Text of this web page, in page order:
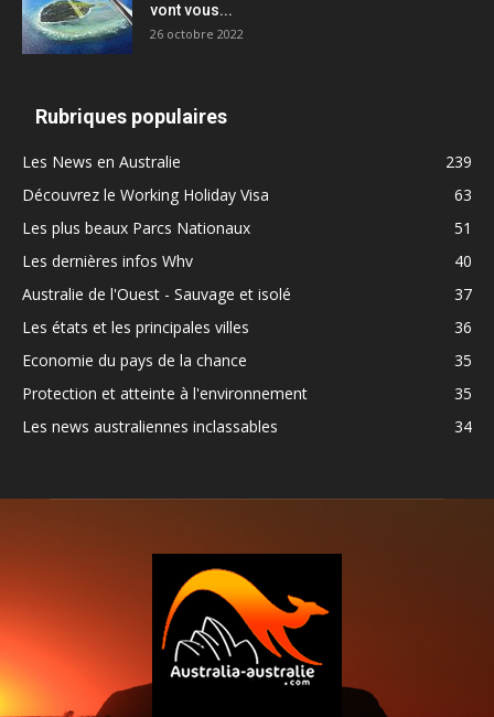
vont vous...
26 octobre 2022
Rubriques populaires
Les News en Australie
239
Découvrez le Working Holiday Visa
63
Les plus beaux Parcs Nationaux
51
Les dernières infos Whv
40
Australie de l'Ouest - Sauvage et isolé
37
Les états et les principales villes
36
Economie du pays de la chance
35
Protection et atteinte à l'environnement
35
Les news australiennes inclassables
34